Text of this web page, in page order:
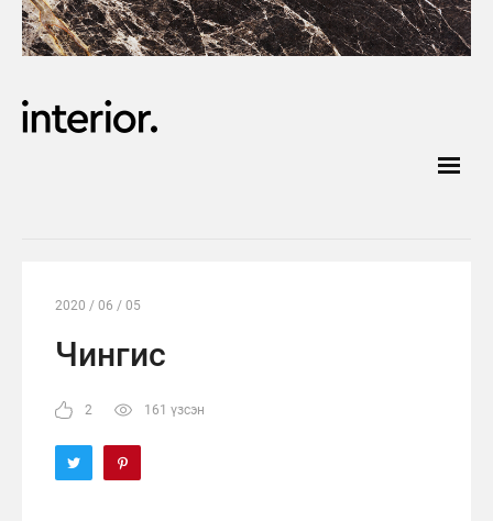
2020 / 06 / 05
Чингис
2 161 үзсэн